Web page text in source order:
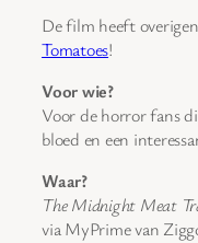
De film heeft
Tomatoes!
Voor wie?
Voor de horror fans
bloed en een
Waar?
The Midnight Meat
via MyPrime van